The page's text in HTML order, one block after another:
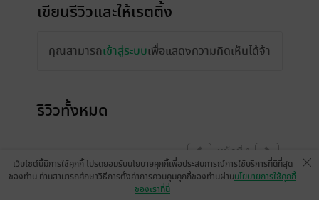
เขียนรีวิวและให้เรตติ้ง
คุณสามารถเข้าสู่ระบบเพื่อแสดงความคิดเห็นได้จ้า
รีวิวทั้งหมด
หน้าที่ 1
เว็บไซต์นี้มีการใช้คุกกี้ โปรดยอมรับนโยบายคุกกี้เพื่อประสบการณ์การใช้บริการที่ดีที่สุด
ของท่าน ท่านสามารถศึกษาวิธีการตั้งค่าการควบคุมคุกกี้ของท่านผ่านนโยบายการใช้คุกกี้
ของเราที่นี่